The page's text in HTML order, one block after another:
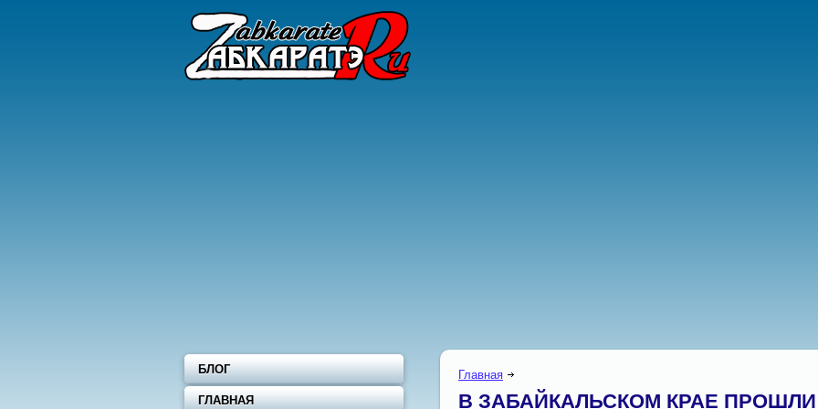
Главная
В ЗАБАЙКАЛЬСКОМ КРАЕ
БЛОГ
ГЛАВНАЯ